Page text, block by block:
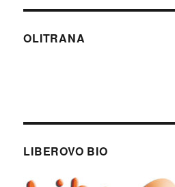
OLITRANA
LIBEROVO BIO